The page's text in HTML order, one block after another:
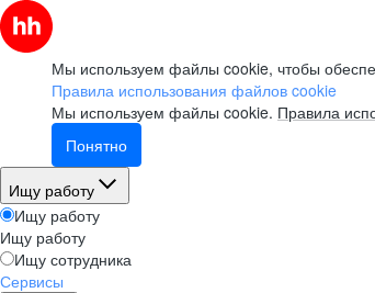
Мы используем файлы cookie, чтобы
Правила использования файлов cookie
Мы используем файлы cookie. Правила
Понятно
Ищу работу
Ищу работу
Ищу работу
Ищу сотрудника
Сервисы